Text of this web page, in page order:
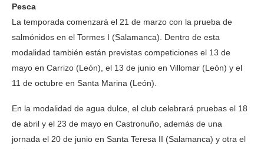
Pesca
La temporada comenzará el 21 de marzo con la prueba de
salmónidos en el Tormes I (Salamanca). Dentro de esta
modalidad también están previstas competiciones el 13 de
mayo en Carrizo (León), el 13 de junio en Villomar (León) y el
11 de octubre en Santa Marina (León).
En la modalidad de agua dulce, el club celebrará pruebas el 18
de abril y el 23 de mayo en Castronuño, además de una
jornada el 20 de junio en Santa Teresa II (Salamanca) y otra el